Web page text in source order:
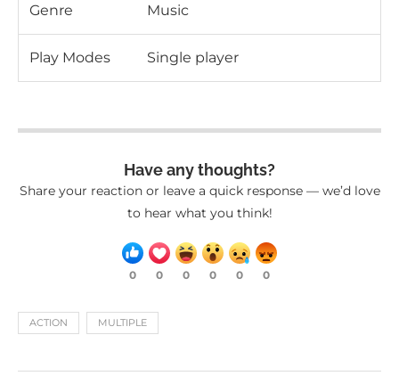
Genre Music
Play Modes Single player
Have any thoughts?
Share your reaction or leave a quick response — we’d love
to hear what you think!
0 0 0 0 0 0
ACTION MULTIPLE